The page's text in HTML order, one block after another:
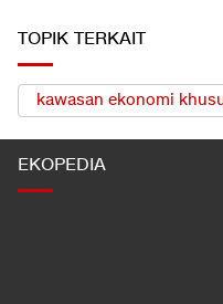
TOPIK TERKAIT
kawasan ekonomi
EKOPEDIA